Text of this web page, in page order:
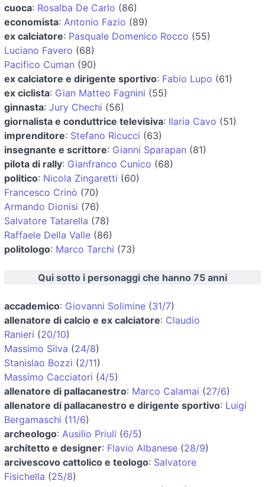
cuoca: Rosalba De Carlo (86)
economista: Antonio Fazio (89)
ex calciatore: Pasquale Domenico Rocco (55)
Luciano Favero (68)
Pacifico Cuman (90)
ex calciatore e dirigente sportivo: Fabio Lupo (61)
ex ciclista: Gian Matteo Fagnini (55)
ginnasta: Jury Chechi (56)
giornalista e conduttrice televisiva: Ilaria Cavo (51)
imprenditore: Stefano Ricucci (63)
insegnante e scrittore: Gianni Sparapan (81)
pilota di rally: Gianfranco Cunico (68)
politico: Nicola Zingaretti (60)
Francesco Crinò (70)
Armando Dionisi (76)
Salvatore Tatarella (78)
Raffaele Della Valle (86)
politologo: Marco Tarchi (73)
Qui sotto i personaggi che hanno 75 anni
accademico: Giovanni Solimine (31/7)
allenatore di calcio e ex calciatore: Claudio
Ranieri (20/10)
Massimo Silva (24/8)
Stanislao Bozzi (2/11)
Massimo Cacciatori (4/5)
allenatore di pallacanestro: Marco Calamai (27/6)
allenatore di pallacanestro e dirigente sportivo: Luigi
Bergamaschi (11/6)
archeologo: Ausilio Priuli (6/5)
architetto e designer: Flavio Albanese (28/9)
arcivescovo cattolico e teologo: Salvatore
Fisichella (25/8)